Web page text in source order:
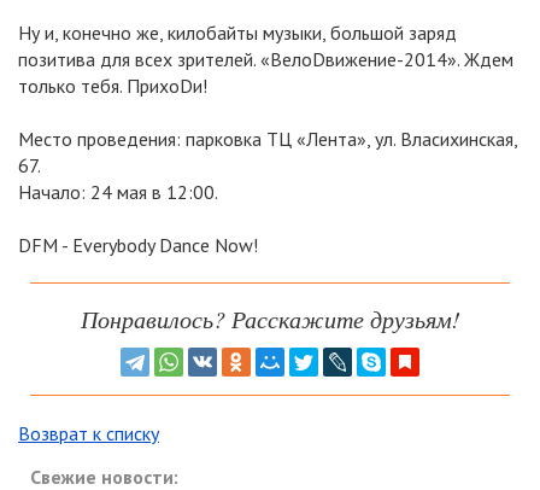
Ну и, конечно же, килобайты музыки, большой заряд
позитива для всех зрителей. «ВелоDвижение-2014». Ждем
только тебя. ПрихоDи!
Место проведения: парковка ТЦ «Лента», ул. Власихинская,
67.
Начало: 24 мая в 12:00.
DFM - Everybody Dance Now!
Понравилось? Расскажите друзьям!
Возврат к списку
Свежие новости: